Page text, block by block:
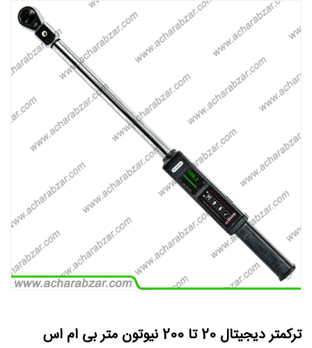
ترکمتر دیجیتال 20 تا 200 نیوتون متر بی ام اس